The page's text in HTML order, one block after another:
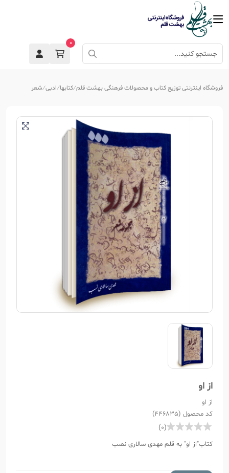
0
فروشگاه اینترنتی توزیع کتاب و محصولات فرهنگی بهشت قلم کتابها ادبی شعر
از او
از او
کد محصول (446835)
(0)
کتاب"از او" به قلم مهدی سالاری نصب